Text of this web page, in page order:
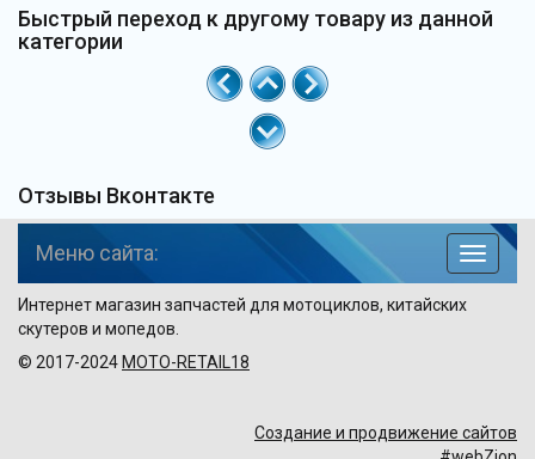
Быстрый переход к другому товару из данной
категории
Отзывы Вконтакте
по
Меню сайта:
Интернет магазин запчастей для мотоциклов, китайских
скутеров и мопедов.
© 2017-2024 MOTO-RETAIL18
Создание и продвижение сайтов